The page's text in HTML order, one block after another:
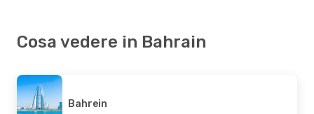
Cosa vedere in Bahrain
Bahrein